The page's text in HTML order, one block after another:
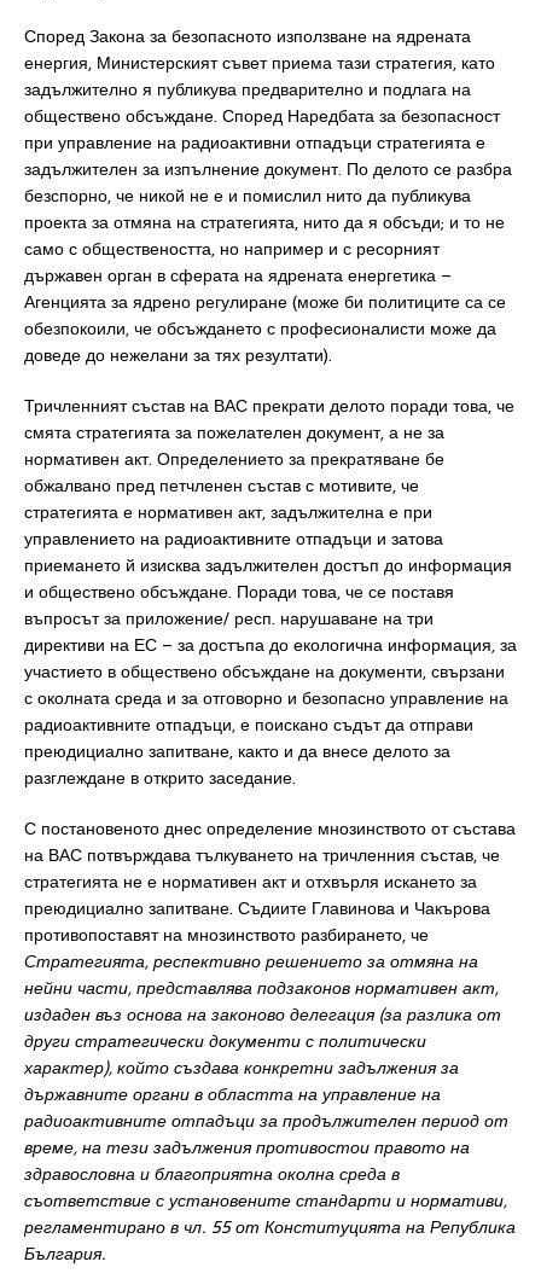
Според Закона за безопасното използване на ядрената
енергия, Министерският съвет приема тази стратегия, като
задължително я публикува предварително и подлага на
обществено обсъждане. Според Наредбата за безопасност
при управление на радиоактивни отпадъци стратегията е
задължителен за изпълнение документ. По делото се разбра
безспорно, че никой не е и помислил нито да публикува
проекта за отмяна на стратегията, нито да я обсъди; и то не
само с обществеността, но например и с ресорният
държавен орган в сферата на ядрената енергетика –
Агенцията за ядрено регулиране (може би политиците са се
обезпокоили, че обсъждането с професионалисти може да
доведе до нежелани за тях резултати).
Тричленният състав на ВАС прекрати делото поради това, че
смята стратегията за пожелателен документ, а не за
нормативен акт. Определението за прекратяване бе
обжалвано пред петчленен състав с мотивите, че
стратегията е нормативен акт, задължителна е при
управлението на радиоактивните отпадъци и затова
приемането й изисква задължителен достъп до информация
и обществено обсъждане. Поради това, че се поставя
въпросът за приложение/ респ. нарушаване на три
директиви на ЕС – за достъпа до екологична информация, за
участието в обществено обсъждане на документи, свързани
с околната среда и за отговорно и безопасно управление на
радиоактивните отпадъци, е поискано съдът да отправи
преюдициално запитване, както и да внесе делото за
разглеждане в открито заседание.
С постановеното днес определение мнозинството от състава
на ВАС потвърждава тълкуването на тричленния състав, че
стратегията не е нормативен акт и отхвърля искането за
преюдициално запитване. Съдиите Главинова и Чакърова
противопоставят на мнозинството разбирането, че
Стратегията, респективно решението за отмяна на
нейни части, представлява подзаконов нормативен акт,
издаден въз основа на законово делегация (за разлика от
други стратегически документи с политически
характер), който създава конкретни задължения за
държавните органи в областта на управление на
радиоактивните отпадъци за продължителен период от
време, на тези задължения противостои правото на
здравословна и благоприятна околна среда в
съответствие с установените стандарти и нормативи,
регламентирано в чл. 55 от Конституцията на Република
България.